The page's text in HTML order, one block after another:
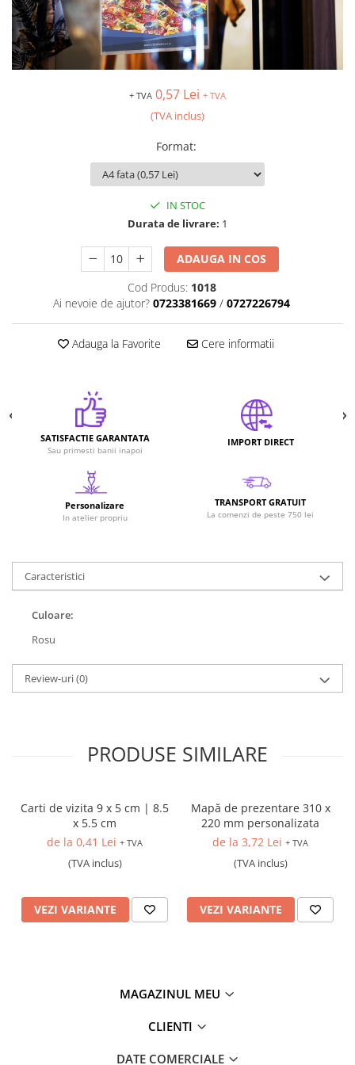
+ TVA 0,57 Lei + TVA
(TVA inclus)
Format:
IN STOC
Durata de livrare: 1
ADAUGA IN COS
Cod Produs: 1018
Ai nevoie de ajutor? 0723381669 / 0727226794
Adauga la Favorite Cere informatii
SATISFACTIE GARANTATA
Sau primesti banii inapoi
IMPORT DIRECT
Personalizare
In atelier propriu
TRANSPORT GRATUIT
La comenzi de peste 750 lei
Caracteristici
Culoare:
Rosu
Review-uri(0)
PRODUSE SIMILARE
Carti de vizita 9 x 5 cm | 8.5
x 5.5 cm
de la 0,41 Lei + TVA
(TVA inclus)
VEZI VARIANTE
Mapă de prezentare 310 x
220 mm personalizata
de la 3,72 Lei + TVA
(TVA inclus)
VEZI VARIANTE
MAGAZINUL MEU
CLIENTI
DATE COMERCIALE